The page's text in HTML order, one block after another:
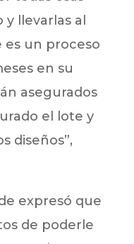
llevarlas al
es un proceso
en su
asegurados
el lote y
diseños”,
expresó que
de poderle